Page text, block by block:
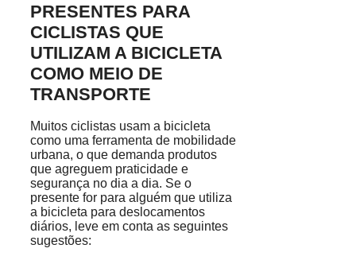
PRESENTES PARA
CICLISTAS QUE
UTILIZAM A BICICLETA
COMO MEIO DE
TRANSPORTE
Muitos ciclistas usam a bicicleta
como uma ferramenta de mobilidade
urbana, o que demanda produtos
que agreguem praticidade e
segurança no dia a dia. Se o
presente for para alguém que utiliza
a bicicleta para deslocamentos
diários, leve em conta as seguintes
sugestões: